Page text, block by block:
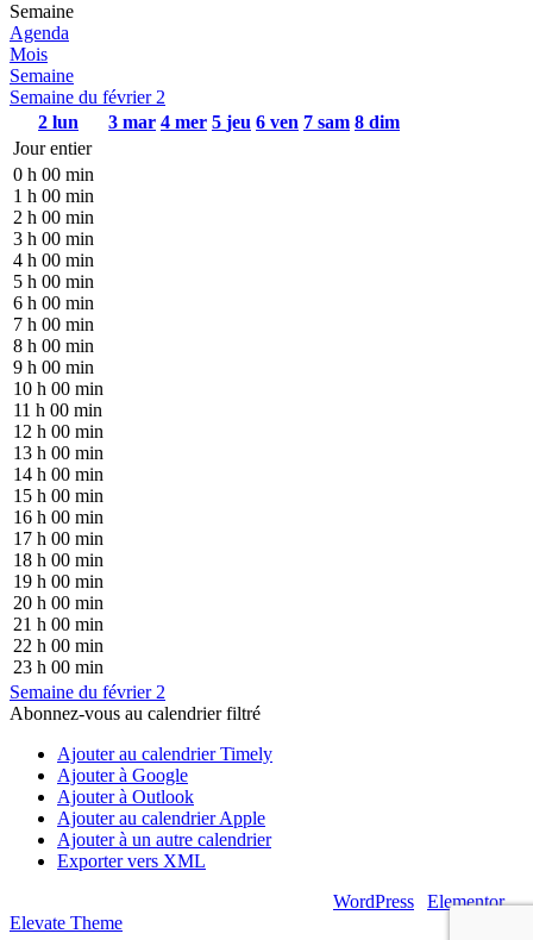
Semaine
Agenda
Mois
Semaine
Semaine du février 2
2 lun 3 mar 4 mer 5 jeu 6 ven 7 sam 8 dim
Jour entier
0 h 00 min
1 h 00 min
2 h 00 min
3 h 00 min
4 h 00 min
5 h 00 min
6 h 00 min
7 h 00 min
8 h 00 min
9 h 00 min
10 h 00 min
11 h 00 min
12 h 00 min
13 h 00 min
14 h 00 min
15 h 00 min
16 h 00 min
17 h 00 min
18 h 00 min
19 h 00 min
20 h 00 min
21 h 00 min
22 h 00 min
23 h 00 min
Semaine du février 2
Abonnez-vous au calendrier filtré
Ajouter au calendrier Timely
Ajouter à Google
Ajouter à Outlook
Ajouter au calendrier Apple
Ajouter à un autre calendrier
Exporter vers XML
WordPress Elementor|
Elevate Theme